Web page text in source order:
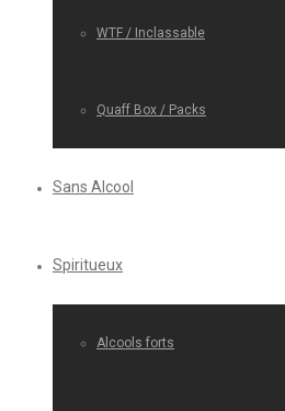
WTF / Inclassable
Quaff Box / Packs
Sans Alcool
Spiritueux
Alcools forts